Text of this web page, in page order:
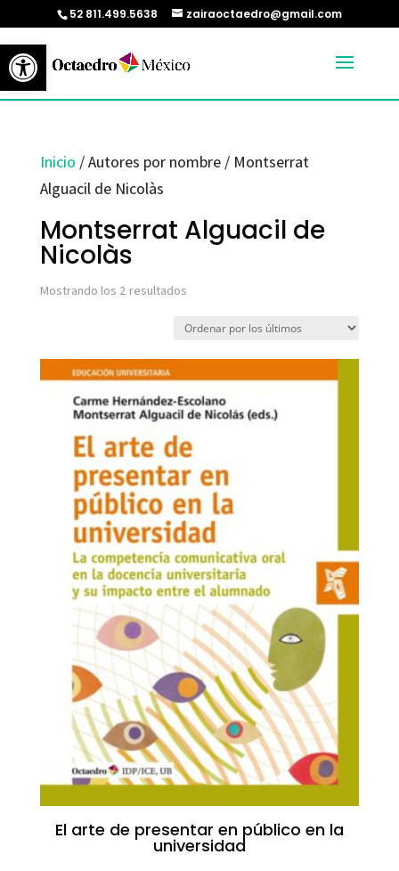
Abrir barra de herramientas
52 811.499.5638 zairaoctaedro@gmail.com
Inicio / Autores por nombre / Montserrat
Alguacil de Nicolàs
Montserrat Alguacil de
Nicolàs
Mostrando los 2 resultadosOrdenado
El arte de presentar en público en la
universidad